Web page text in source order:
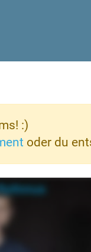
:)
oder du